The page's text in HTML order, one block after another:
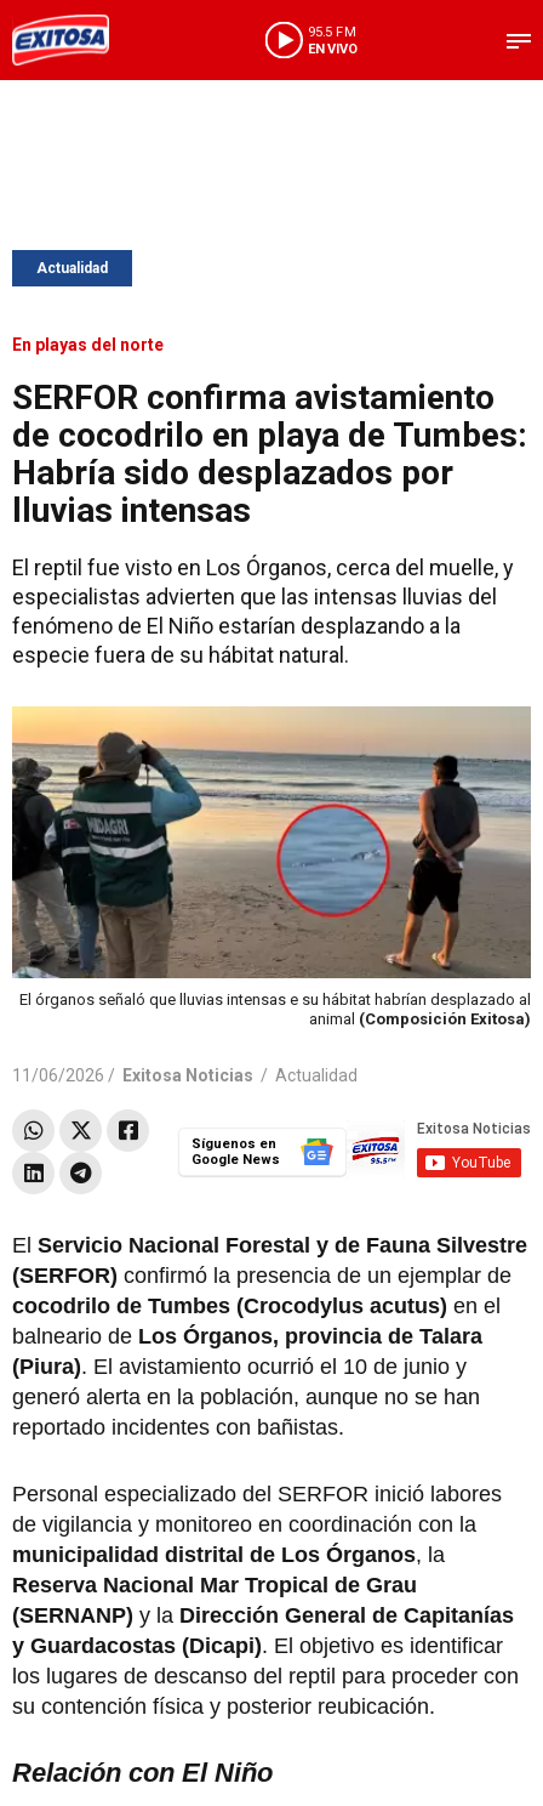
95.5 FM
EN VIVO
Actualidad
En playas del norte
SERFOR confirma avistamiento
de cocodrilo en playa de Tumbes:
Habría sido desplazados por
lluvias intensas
El reptil fue visto en Los Órganos, cerca del muelle, y
especialistas advierten que las intensas lluvias del
fenómeno de El Niño estarían desplazando a la
especie fuera de su hábitat natural.
El órganos señaló que lluvias intensas e su hábitat habrían desplazado al
animal (Composición Exitosa)
11/06/2026 / Exitosa Noticias / Actualidad
Síguenos en
Google News
El Servicio Nacional Forestal y de Fauna Silvestre
(SERFOR) confirmó la presencia de un ejemplar de
cocodrilo de Tumbes (Crocodylus acutus) en el
balneario de Los Órganos, provincia de Talara
(Piura). El avistamiento ocurrió el 10 de junio y
generó alerta en la población, aunque no se han
reportado incidentes con bañistas.
Personal especializado del SERFOR inició labores
de vigilancia y monitoreo en coordinación con la
municipalidad distrital de Los Órganos, la
Reserva Nacional Mar Tropical de Grau
(SERNANP) y la Dirección General de Capitanías
y Guardacostas (Dicapi). El objetivo es identificar
los lugares de descanso del reptil para proceder con
su contención física y posterior reubicación.
Relación con El Niño